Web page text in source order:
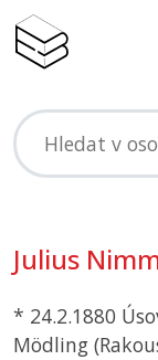
Julius
* 24.2.1880
Mödling